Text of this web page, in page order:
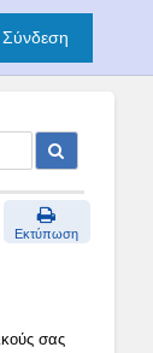
Σύνδεση
Εκτύπωση
σας